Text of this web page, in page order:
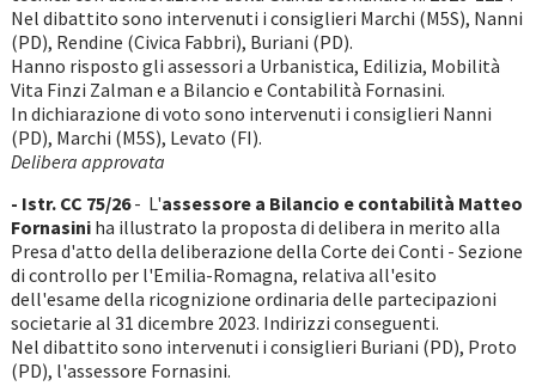
Nel dibattito sono intervenuti i consiglieri Marchi (M5S), Nanni
(PD), Rendine (Civica Fabbri), Buriani (PD).
Hanno risposto gli assessori a Urbanistica, Edilizia, Mobilità
Vita Finzi Zalman e a Bilancio e Contabilità Fornasini.
In dichiarazione di voto sono intervenuti i consiglieri Nanni
(PD), Marchi (M5S), Levato (FI).
Delibera approvata
- Istr. CC 75/26- L'assessore a Bilancio e contabilità Matteo
Fornasiniha illustrato la proposta di delibera in merito alla
Presa d'atto della deliberazione della Corte dei Conti - Sezione
di controllo per l'Emilia-Romagna, relativa all'esito
dell'esame della ricognizione ordinaria delle partecipazioni
societarie al 31 dicembre 2023. Indirizzi conseguenti.
Nel dibattito sono intervenuti i consiglieri Buriani (PD), Proto
(PD), l'assessore Fornasini.